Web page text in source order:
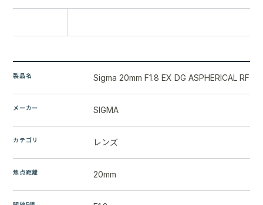
製品名 Sigma 20mm F1.8 EX DG ASPHERICAL RF
メーカー SIGMA
カテゴリ レンズ
焦点距離 20mm